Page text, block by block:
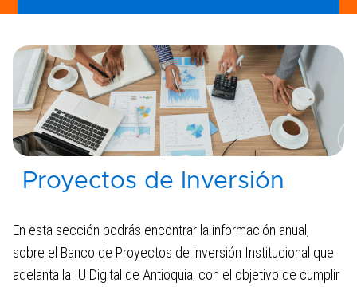
2. Normativa
3. Contratación
4. Planeación, presupuesto e informes
4.1 Presupuesto general de ingresos,
gastos e inversión y Estados
financieros​​
Proyectos de Inversión
En esta sección podrás encontrar la información anual,
sobre el Banco de Proyectos de inversión Institucional que
adelanta la IU Digital de Antioquia, con el objetivo de cumplir